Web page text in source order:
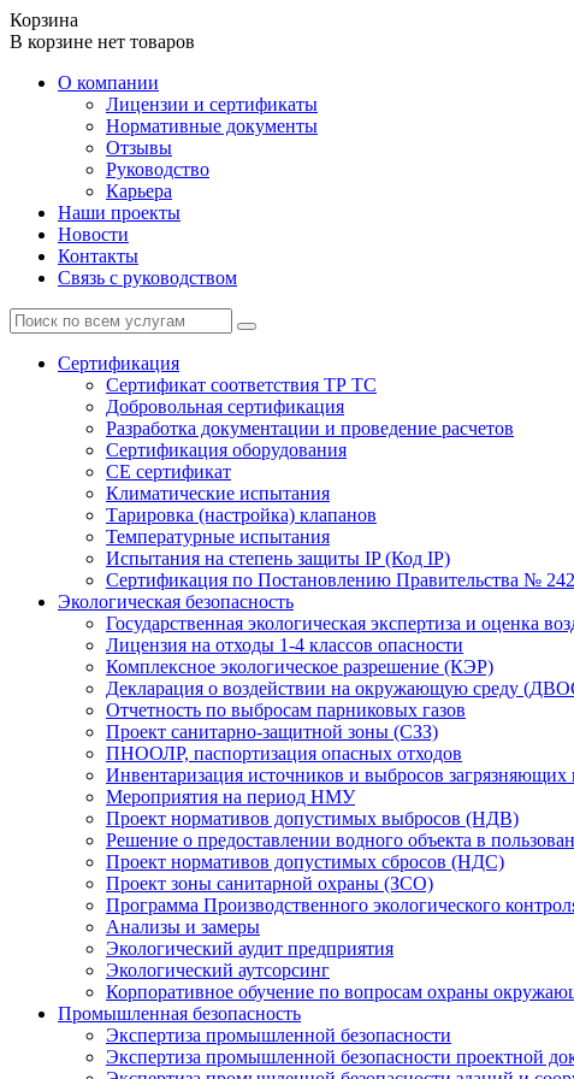
Корзина
В корзине нет товаров
О компании
Лицензии и сертификаты
Нормативные документы
Отзывы
Руководство
Карьера
Наши проекты
Новости
Контакты
Связь с руководством
Сертификация
Cертификат соответствия ТР ТС
Добровольная сертификация
Разработка документации и проведение расчетов
Сертификация оборудования
CE cертификат
Климатические испытания
Тарировка (настройка) клапанов
Температурные испытания
Испытания на степень защиты IP (Код IP)
Сертификация по Постановлению Правительства №
Экологическая безопасность
Государственная экологическая экспертиза и оценка
Лицензия на отходы 1-4 классов опасности
Комплексное экологическое разрешение (КЭР)
Декларация о воздействии на окружающую среду
Отчетность по выбросам парниковых газов
Проект санитарно-защитной зоны (СЗЗ)
ПНООЛР, паспортизация опасных отходов
Инвентаризация источников и выбросов загрязняющих
Мероприятия на период НМУ
Проект нормативов допустимых выбросов (НДВ)
Решение о предоставлении водного объекта в
Проект нормативов допустимых сбросов (НДС)
Проект зоны санитарной охраны (ЗСО)
Программа Производственного экологического
Анализы и замеры
Экологический аудит предприятия
Экологический аутсорсинг
Корпоративное обучение по вопросам охраны
Промышленная безопасность
Экспертиза промышленной безопасности
Экспертиза промышленной безопасности проектной